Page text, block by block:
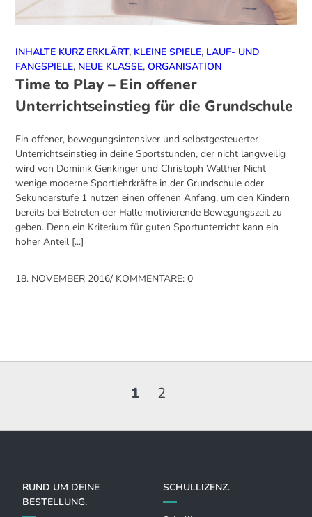
INHALTE KURZ ERKLÄRT, KLEINE SPIELE, LAUF- UND
FANGSPIELE, NEUE KLASSE,ORGANISATION
Time to Play – Ein offener
Unterrichtseinstieg für die Grundschule
Ein offener, bewegungsintensiver und selbstgesteuerter
Unterrichtseinstieg in deine Sportstunden, der nicht langweilig
wird von Dominik Genkinger und Christoph Walther Nicht
wenige moderne Sportlehrkräfte in der Grundschule oder
Sekundarstufe 1 nutzen einen offenen Anfang, um den Kindern
bereits bei Betreten der Halle motivierende Bewegungszeit zu
geben. Denn ein Kriterium für guten Sportunterricht kann ein
hoher Anteil [...]
18. NOVEMBER 2016/ KOMMENTARE: 0
1 2
RUND UM DEINE
BESTELLUNG.
SCHULLIZENZ.